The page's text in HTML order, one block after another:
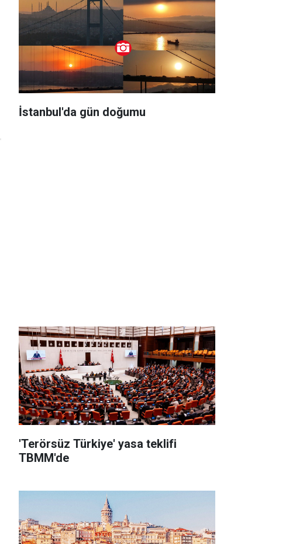
İstanbul'da gün doğumu
'Terörsüz Türkiye' yasa teklifi
TBMM'de